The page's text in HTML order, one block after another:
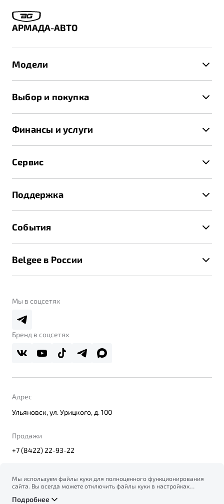
АРМАДА-АВТО
Модели
X70
Выбор и покупка
Спецпредложения и Акции
Записаться на тест-драйв
Получить предложение
Финансы и услуги
Трейд-ин
Страхование
Расчет КАСКО
Сервис
Руководство по эксплуатации
Техническое обслуживание
Калькулятор ТО
Поддержка
Помощь на дорогах
Belgee Линк
Belgee Плюс
Реферальная программа
События
Контакты
Belgee в России
О дилерском центре
Правовая информация
Мы в соцсетях
Бренд в соцсетях
Адрес
Ульяновск, ул. Урицкого, д. 100
Продажи
+7 (8422) 22-93-22
© 2026
Политика конфиденциальности персональных данных
Мы используем файлы куки для полноценного функционирования
сайта. Вы всегда можете отключить файлы куки в настройках
на сбор и использование файлов куки, и подтверждаете
Подробнее